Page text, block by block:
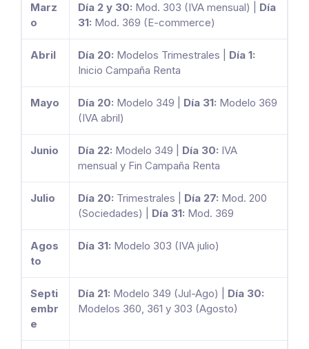
Marz
o
Día 2 y 30: Mod. 303 (IVA mensual) | Día
31: Mod. 369 (E-commerce)
Abril Día 20: Modelos Trimestrales | Día 1:
Inicio Campaña Renta
Mayo Día 20: Modelo 349 | Día 31: Modelo 369
(IVA abril)
Junio Día 22: Modelo 349 | Día 30: IVA
mensual y Fin Campaña Renta
Julio Día 20: Trimestrales | Día 27: Mod. 200
(Sociedades) | Día 31: Mod. 369
Agos
to
Día 31: Modelo 303 (IVA julio)
Septi
embr
e
Día 21: Modelo 349 (Jul-Ago) | Día 30:
Modelos 360, 361 y 303 (Agosto)